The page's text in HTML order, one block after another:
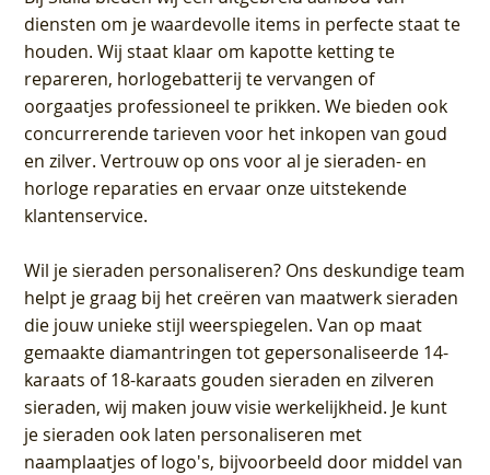
diensten om je waardevolle items in perfecte staat te
houden. Wij staat klaar om kapotte ketting te
repareren, horlogebatterij te vervangen of
oorgaatjes professioneel te prikken. We bieden ook
concurrerende tarieven voor het inkopen van goud
en zilver. Vertrouw op ons voor al je sieraden- en
horloge reparaties en ervaar onze uitstekende
klantenservice.
Wil je sieraden personaliseren? Ons deskundige team
helpt je graag bij het creëren van maatwerk sieraden
die jouw unieke stijl weerspiegelen. Van op maat
gemaakte diamantringen tot gepersonaliseerde 14-
karaats of 18-karaats gouden sieraden en zilveren
sieraden, wij maken jouw visie werkelijkheid. Je kunt
je sieraden ook laten personaliseren met
naamplaatjes of logo's, bijvoorbeeld door middel van